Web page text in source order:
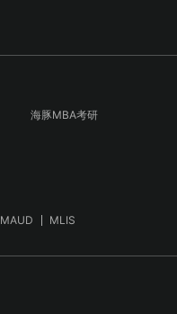
海豚MBA考研
MAUD MLIS